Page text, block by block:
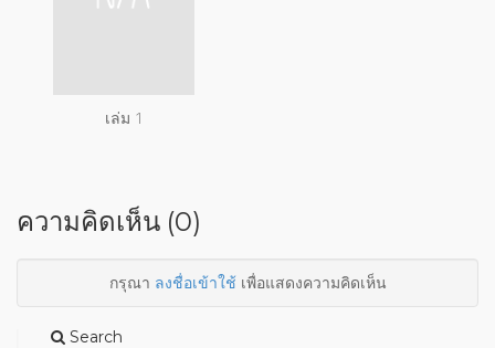
เล่ม 1
ความคิดเห็น (0)
กรุณา ลงชื่อเข้าใช้เพื่อแสดงความคิดเห็น
Search